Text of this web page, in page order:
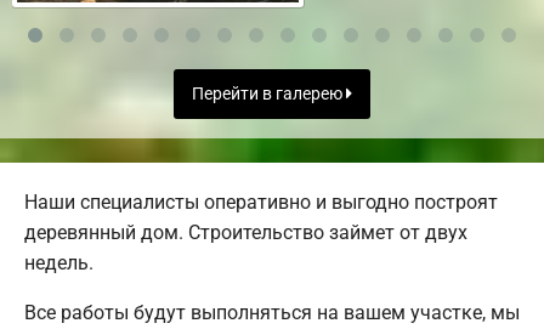
Перейти в галерею
Наши специалисты оперативно и выгодно построят
деревянный дом. Строительство займет от двух
недель.
Все работы будут выполняться на вашем участке, мы